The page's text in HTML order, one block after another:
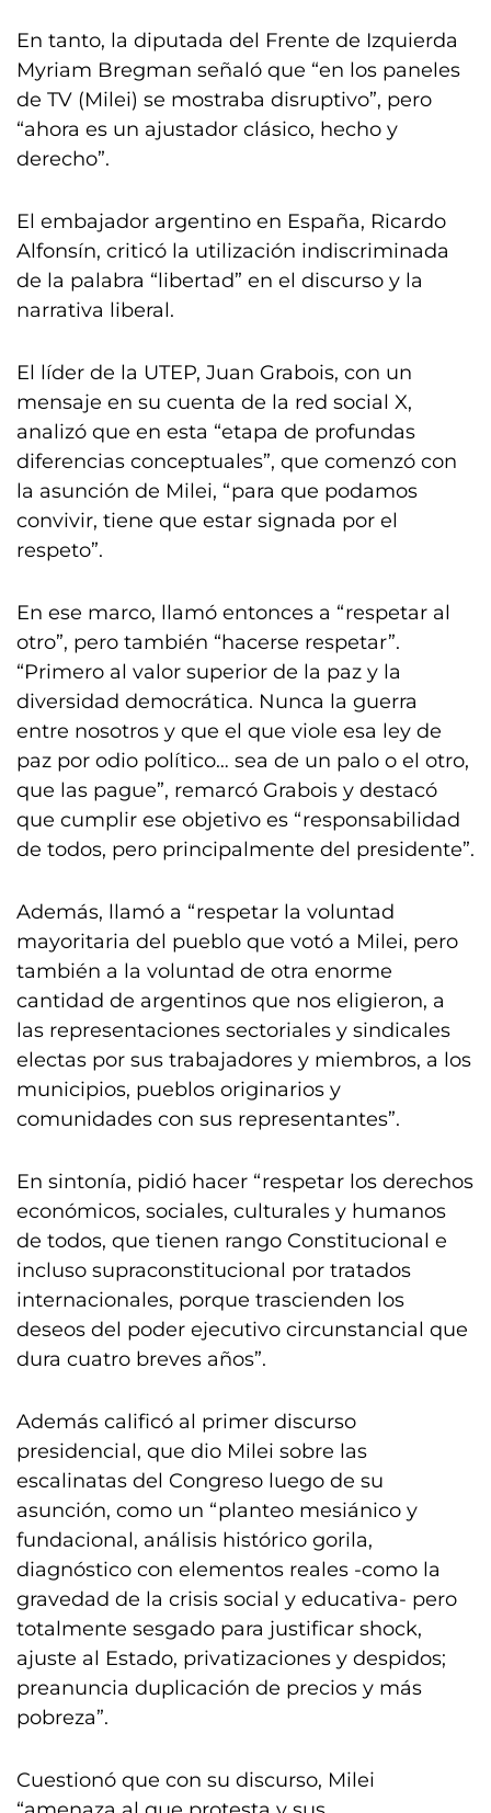
En tanto, la diputada del Frente de Izquierda
Myriam Bregman señaló que “en los paneles
de TV (Milei) se mostraba disruptivo”, pero
“ahora es un ajustador clásico, hecho y
derecho”.
El embajador argentino en España, Ricardo
Alfonsín, criticó la utilización indiscriminada
de la palabra “libertad” en el discurso y la
narrativa liberal.
El líder de la UTEP, Juan Grabois, con un
mensaje en su cuenta de la red social X,
analizó que en esta “etapa de profundas
diferencias conceptuales”, que comenzó con
la asunción de Milei, “para que podamos
convivir, tiene que estar signada por el
respeto”.
En ese marco, llamó entonces a “respetar al
otro”, pero también “hacerse respetar”.
“Primero al valor superior de la paz y la
diversidad democrática. Nunca la guerra
entre nosotros y que el que viole esa ley de
paz por odio político… sea de un palo o el otro,
que las pague”, remarcó Grabois y destacó
que cumplir ese objetivo es “responsabilidad
de todos, pero principalmente del presidente”.
Además, llamó a “respetar la voluntad
mayoritaria del pueblo que votó a Milei, pero
también a la voluntad de otra enorme
cantidad de argentinos que nos eligieron, a
las representaciones sectoriales y sindicales
electas por sus trabajadores y miembros, a los
municipios, pueblos originarios y
comunidades con sus representantes”.
En sintonía, pidió hacer “respetar los derechos
económicos, sociales, culturales y humanos
de todos, que tienen rango Constitucional e
incluso supraconstitucional por tratados
internacionales, porque trascienden los
deseos del poder ejecutivo circunstancial que
dura cuatro breves años”.
Además calificó al primer discurso
presidencial, que dio Milei sobre las
escalinatas del Congreso luego de su
asunción, como un “planteo mesiánico y
fundacional, análisis histórico gorila,
diagnóstico con elementos reales -como la
gravedad de la crisis social y educativa- pero
totalmente sesgado para justificar shock,
ajuste al Estado, privatizaciones y despidos;
preanuncia duplicación de precios y más
pobreza”.
Cuestionó que con su discurso, Milei